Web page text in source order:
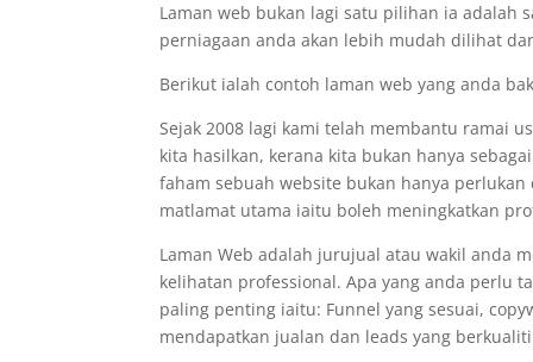
Laman web bukan lagi satu pilihan ia adalah
perniagaan anda akan lebih mudah dilihat
Berikut ialah contoh laman web yang anda
Sejak 2008 lagi kami telah membantu ramai
kita hasilkan, kerana kita bukan hanya
faham sebuah website bukan hanya
matlamat utama iaitu boleh meningkatkan
Laman Web adalah jurujual atau wakil anda
kelihatan professional. Apa yang anda perlu
paling penting iaitu: Funnel yang sesuai,
mendapatkan jualan dan leads yang